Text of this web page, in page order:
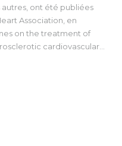
ont été publiées
Association, en
on the treatment of
cardiovascular